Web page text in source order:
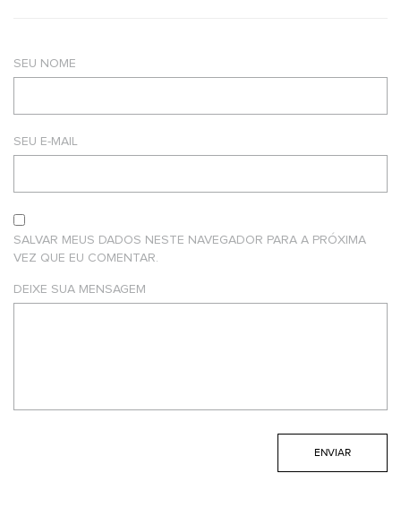
SEU NOME
SEU E-MAIL
SALVAR MEUS DADOS NESTE NAVEGADOR PARA A PRÓXIMA
VEZ QUE EU COMENTAR.
DEIXE SUA MENSAGEM